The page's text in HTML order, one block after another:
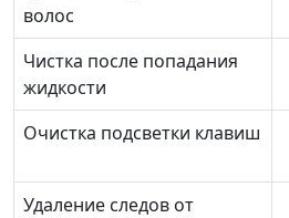
волос
Чистка после попадания
жидкости
Очистка подсветки клавиш
Удаление следов от